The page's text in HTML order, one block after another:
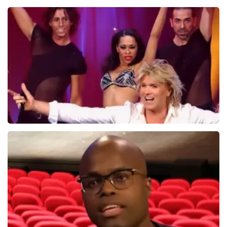
Saturday Night Fever
60
BEKIJKEN
Hans Klok
314+ reviews
BEKIJKEN